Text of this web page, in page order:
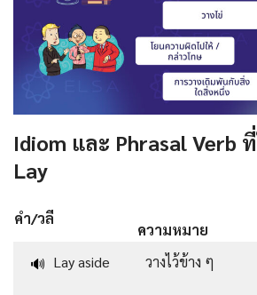
Idiom และ Phrasal Verb
Lay
คำ/วลี
ความหมาย
🔊 Lay aside วางไว้ข้าง ๆ